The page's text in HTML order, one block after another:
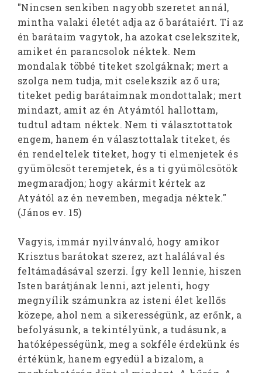
"Nincsen senkiben nagyobb szeretet annál,
mintha valaki életét adja az ő barátaiért. Ti az
én barátaim vagytok, ha azokat cselekszitek,
amiket én parancsolok néktek. Nem
mondalak többé titeket szolgáknak; mert a
szolga nem tudja, mit cselekszik az ő ura;
titeket pedig barátaimnak mondottalak; mert
mindazt, amit az én Atyámtól hallottam,
tudtul adtam néktek. Nem ti választottatok
engem, hanem én választottalak titeket, és
én rendeltelek titeket, hogy ti elmenjetek és
gyümölcsöt teremjetek, és a ti gyümölcsötök
megmaradjon; hogy akármit kértek az
Atyától az én nevemben, megadja néktek."
(János ev. 15)
Vagyis, immár nyilvánvaló, hogy amikor
Krisztus barátokat szerez, azt halálával és
feltámadásával szerzi. Így kell lennie, hiszen
Isten barátjának lenni, azt jelenti, hogy
megnyílik számunkra az isteni élet kellős
közepe, ahol nem a sikerességünk, az erőnk, a
befolyásunk, a tekintélyünk, a tudásunk, a
hatóképességünk, meg a sokféle érdekünk és
értékünk, hanem egyedül a bizalom, a